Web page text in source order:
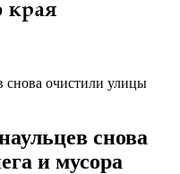
снова очистили улицы
снова
и мусора